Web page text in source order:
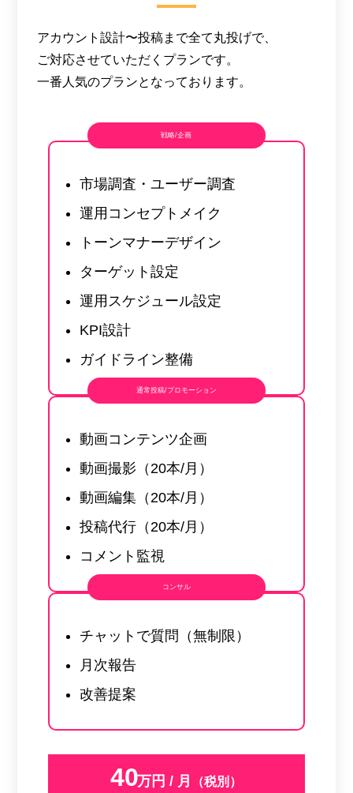
アカウント設計〜投稿まで全て丸投げで、
ご対応させていただくプランです。
一番人気のプランとなっております。
戦略/企画
市場調査・ユーザー調査
運用コンセプトメイク
トーンマナーデザイン
ターゲット設定
運用スケジュール設定
KPI設計
ガイドライン整備
通常投稿/プロモーション
動画コンテンツ企画
動画撮影（20本/月）
動画編集（20本/月）
投稿代行（20本/月）
コメント監視
コンサル
チャットで質問（無制限）
月次報告
改善提案
40万円 / 月 （税別）